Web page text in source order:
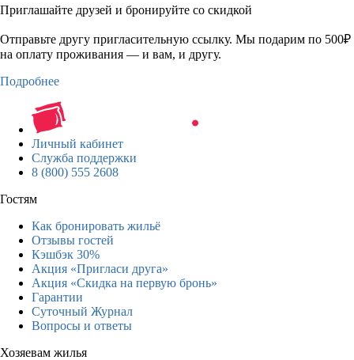
Приглашайте друзей и бронируйте со скидкой
Отправьте другу пригласительную ссылку. Мы подарим по 500₽
на оплату проживания — и вам, и другу.
Подробнее
Личный кабинет
Служба поддержки
8 (800) 555 2608
Гостям
Как бронировать жильё
Отзывы гостей
Кэшбэк 30%
Акция «Пригласи друга»
Акция «Скидка на первую бронь»
Гарантии
Суточный Журнал
Вопросы и ответы
Хозяевам жилья